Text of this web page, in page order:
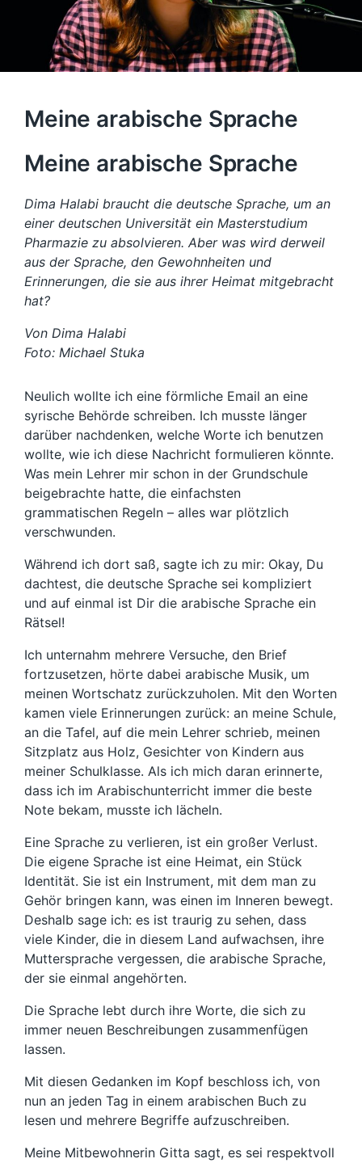
Meine arabische Sprache
Meine arabische Sprache
Dima Halabi braucht die deutsche Sprache, um an
einer deutschen Universität ein Masterstudium
Pharmazie zu absolvieren. Aber was wird derweil
aus der Sprache, den Gewohnheiten und
Erinnerungen, die sie aus ihrer Heimat mitgebracht
hat?
Von Dima Halabi
Foto: Michael Stuka
Neulich wollte ich eine förmliche Email an eine
syrische Behörde schreiben. Ich musste länger
darüber nachdenken, welche Worte ich benutzen
wollte, wie ich diese Nachricht formulieren könnte.
Was mein Lehrer mir schon in der Grundschule
beigebrachte hatte, die einfachsten
grammatischen Regeln – alles war plötzlich
verschwunden.
Während ich dort saß, sagte ich zu mir: Okay, Du
dachtest, die deutsche Sprache sei kompliziert
und auf einmal ist Dir die arabische Sprache ein
Rätsel!
Ich unternahm mehrere Versuche, den Brief
fortzusetzen, hörte dabei arabische Musik, um
meinen Wortschatz zurückzuholen. Mit den Worten
kamen viele Erinnerungen zurück: an meine Schule,
an die Tafel, auf die mein Lehrer schrieb, meinen
Sitzplatz aus Holz, Gesichter von Kindern aus
meiner Schulklasse. Als ich mich daran erinnerte,
dass ich im Arabischunterricht immer die beste
Note bekam, musste ich lächeln.
Eine Sprache zu verlieren, ist ein großer Verlust.
Die eigene Sprache ist eine Heimat, ein Stück
Identität. Sie ist ein Instrument, mit dem man zu
Gehör bringen kann, was einen im Inneren bewegt.
Deshalb sage ich: es ist traurig zu sehen, dass
viele Kinder, die in diesem Land aufwachsen, ihre
Muttersprache vergessen, die arabische Sprache,
der sie einmal angehörten.
Die Sprache lebt durch ihre Worte, die sich zu
immer neuen Beschreibungen zusammenfügen
lassen.
Mit diesen Gedanken im Kopf beschloss ich, von
nun an jeden Tag in einem arabischen Buch zu
lesen und mehrere Begriffe aufzuschreiben.
Meine Mitbewohnerin Gitta sagt, es sei respektvoll